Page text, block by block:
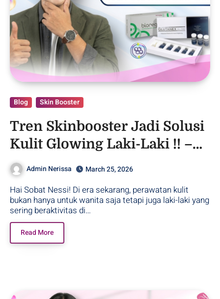
Blog Skin Booster
Tren Skinbooster Jadi Solusi
Kulit Glowing Laki-Laki !! –
Purwodadi
Admin Nerissa March 25, 2026
Hai Sobat Nessi! Di era sekarang, perawatan kulit
bukan hanya untuk wanita saja tetapi juga laki-laki yang
sering beraktivitas di…
Read More